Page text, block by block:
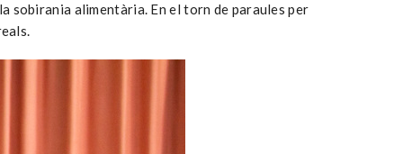
sobirania alimentària. En el torn de paraules per